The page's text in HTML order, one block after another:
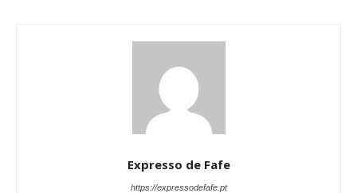
Expresso de Fafe
https://expressodefafe.pt